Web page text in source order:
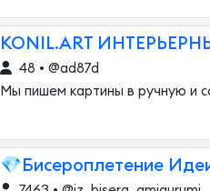
KONIL.ART
48 • @ad87d
Мы пишем картины в ручную и
💎Бисероплетение